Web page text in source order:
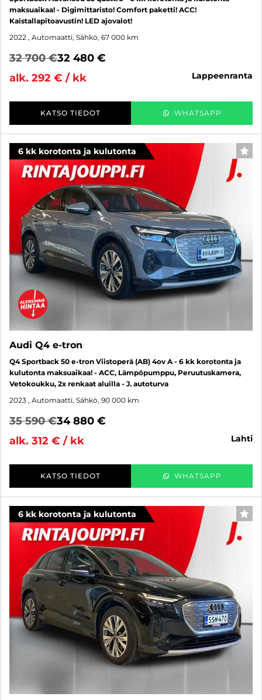
maksuaikaa! - Digimittaristo! Comfort paketti! ACC!
Kaistallapitoavustin! LED ajovalot!
2022 , Automaatti, Sähkö, 67 000 km
32 700 €32 480 €
alk. 292 € / kk
lappeenranta
KATSO TIEDOT WHATSAPP
6 kk korotonta ja kulutonta
Audi Q4 e-tron
Q4 Sportback 50 e-tron Viistoperä (AB) 4ov A - 6 kk korotonta ja
kulutonta maksuaikaa! - ACC, Lämpöpumppu, Peruutuskamera,
Vetokoukku, 2x renkaat aluilla - J. autoturva
2023 , Automaatti, Sähkö, 90 000 km
35 590 €34 880 €
alk. 312 € / kk
lahti
KATSO TIEDOT WHATSAPP
6 kk korotonta ja kulutonta